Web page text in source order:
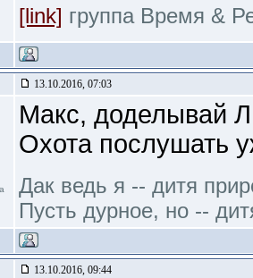
[link] группа Время &
13.10.2016, 07:03
Макс, доделывай
Охота послушать
Дак ведь я -- дитя
Пусть дурное, но --
13.10.2016, 09:44